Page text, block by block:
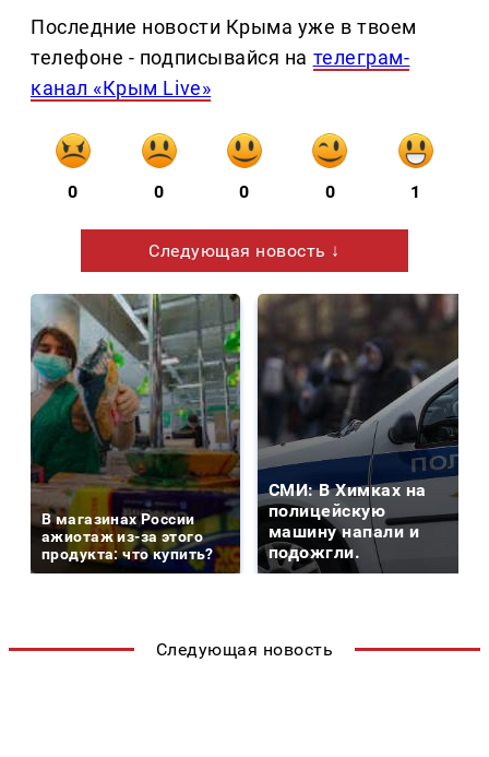
Последние новости Крыма уже в твоем
телефоне - подписывайся на телеграм-
канал «Крым Live»
0 0 0 0 1
Следующая новость ↓
В магазинах России
ажиотаж из-за этого
продукта: что купить?
СМИ: В Химках на
полицейскую
машину напали и
подожгли.
Следующая новость